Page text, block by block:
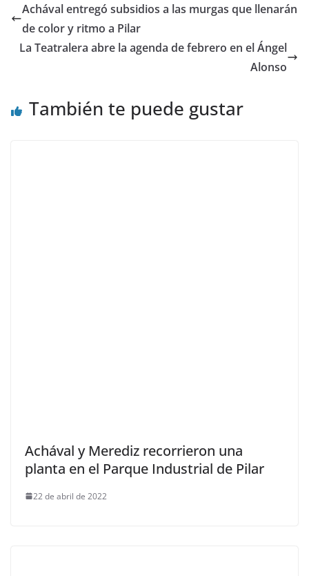
Achával entregó subsidios a las murgas que llenarán
de color y ritmo a Pilar
La Teatralera abre la agenda de febrero en el Ángel
Alonso
También te puede gustar
Achával y Merediz recorrieron una
planta en el Parque Industrial de Pilar
22 de abril de 2022